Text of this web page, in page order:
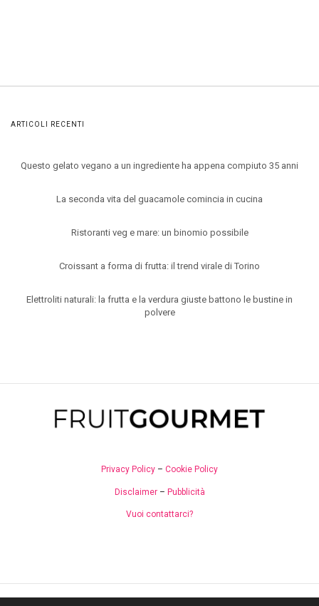
ARTICOLI RECENTI
Questo gelato vegano a un ingrediente ha appena compiuto 35 anni
La seconda vita del guacamole comincia in cucina
Ristoranti veg e mare: un binomio possibile
Croissant a forma di frutta: il trend virale di Torino
Elettroliti naturali: la frutta e la verdura giuste battono le bustine in
polvere
Privacy Policy – Cookie Policy
Disclaimer– Pubblicità
Vuoi contattarci?